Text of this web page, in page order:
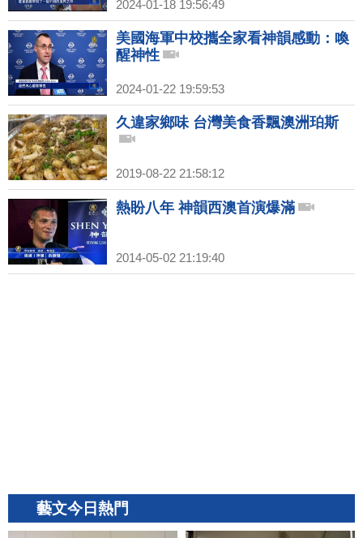
2024-01-18 19:56:49
美國海軍中校攜全家看神韻感動：喚
醒神性
2024-01-22 19:59:53
久違家鄉味 台灣美食香飄澳洲珀斯
2019-08-22 21:58:12
熱盼八年 神韻西澳首演爆滿
2014-05-02 21:19:40
藝文今日熱門